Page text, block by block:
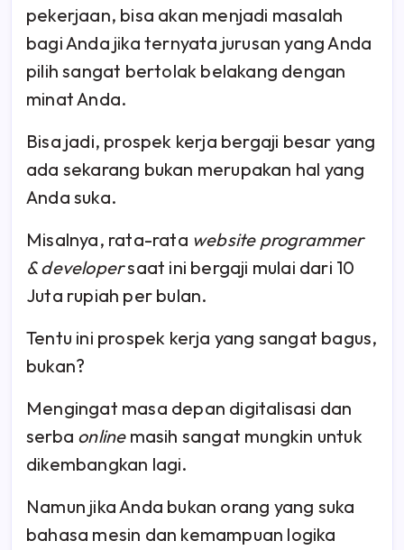
pekerjaan, bisa akan menjadi masalah
bagi Anda jika ternyata jurusan yang Anda
pilih sangat bertolak belakang dengan
minat Anda.
Bisa jadi, prospek kerja bergaji besar yang
ada sekarang bukan merupakan hal yang
Anda suka.
Misalnya, rata-rata website programmer
& developersaat ini bergaji mulai dari 10
Juta rupiah per bulan.
Tentu ini prospek kerja yang sangat bagus,
bukan?
Mengingat masa depan digitalisasi dan
serba onlinemasih sangat mungkin untuk
dikembangkan lagi.
Namun jika Anda bukan orang yang suka
bahasa mesin dan kemampuan logika